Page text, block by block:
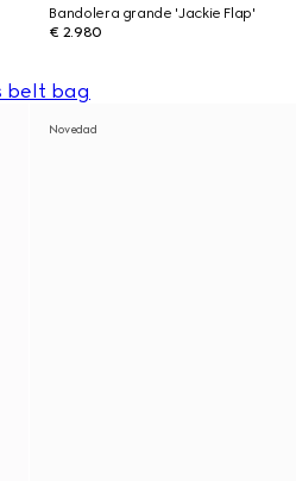
Bandolera grande 'Jackie Flap'
€ 2.980
Novedad